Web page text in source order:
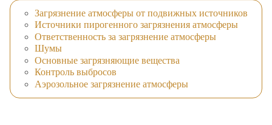
Загрязнение атмосферы от подвижных источников
Источники пирогенного загрязнения атмосферы
Ответственность за загрязнение атмосферы
Шумы
Основные загрязняющие вещества
Контроль выбросов
Аэрозольное загрязнение атмосферы